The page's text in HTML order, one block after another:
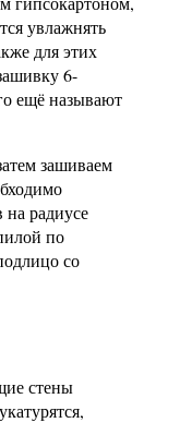
увлажнять
для этих
6-
ещё называют
зашиваем
на радиусе
по
со
стены